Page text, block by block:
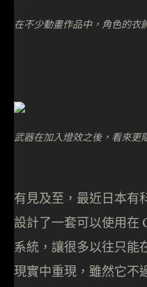
在不少動畫作品中，角色的衣
武器在加入燈效之後，看來更
有見及至， 最近日本有
設計了一套可以使用在
系統，讓很多以往只能
現實中重現，雖然它不